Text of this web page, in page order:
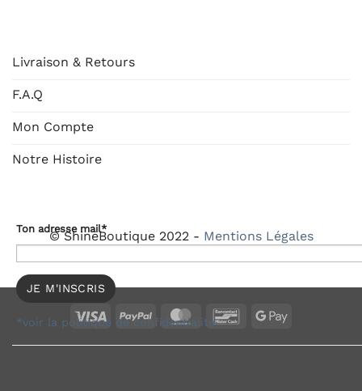
Livraison & Retours
F.A.Q
Mon Compte
Notre Histoire
Ton adresse mail*
*voir la politique de confidentialité
© ShineBoutique 2022 - Mentions Légales
Visa PayPal MasterCardBancontactGoogle